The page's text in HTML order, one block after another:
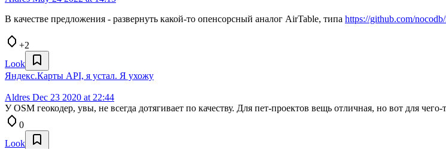
В качестве предложения - развернуть какой-то опенсорсный аналог AirTable, типа https://github.com/
+2
Look
Яндекс.Карты API, я устал. Я ухожу
Aldres Dec 23 2020 at 22:44
У OSM геокодер, увы, не всегда дотягивает по качеству. Для пет-проектов вещь отличная, но вот для чего-
0
Look